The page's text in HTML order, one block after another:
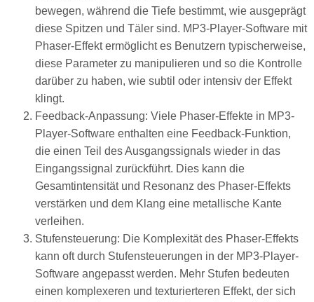
bewegen, während die Tiefe bestimmt, wie ausgeprägt
diese Spitzen und Täler sind. MP3-Player-Software mit
Phaser-Effekt ermöglicht es Benutzern typischerweise,
diese Parameter zu manipulieren und so die Kontrolle
darüber zu haben, wie subtil oder intensiv der Effekt
klingt.
Feedback-Anpassung: Viele Phaser-Effekte in MP3-
Player-Software enthalten eine Feedback-Funktion,
die einen Teil des Ausgangssignals wieder in das
Eingangssignal zurückführt. Dies kann die
Gesamtintensität und Resonanz des Phaser-Effekts
verstärken und dem Klang eine metallische Kante
verleihen.
Stufensteuerung: Die Komplexität des Phaser-Effekts
kann oft durch Stufensteuerungen in der MP3-Player-
Software angepasst werden. Mehr Stufen bedeuten
einen komplexeren und texturierteren Effekt, der sich